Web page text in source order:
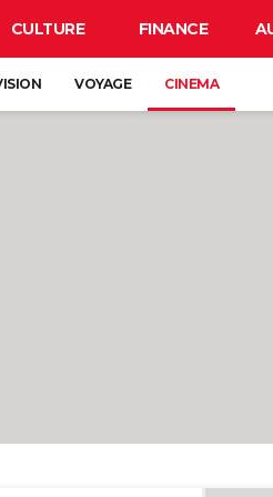
CULTURE FINANCE
VOYAGE CINEMA